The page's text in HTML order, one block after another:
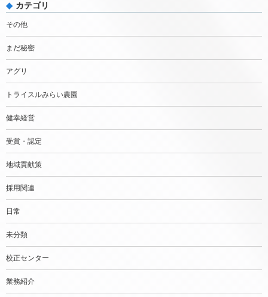
カテゴリ
その他
まだ秘密
アグリ
トライスルみらい農園
健幸経営
受賞・認定
地域貢献策
採用関連
日常
未分類
校正センター
業務紹介